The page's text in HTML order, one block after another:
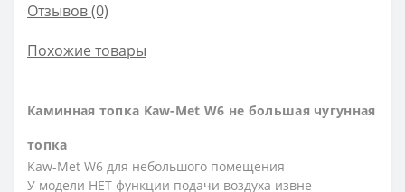
Отзывов (0)
Похожие товары
Каминная топка Kaw-Met W6 не большая чугунная
топка
Kaw-Met W6 для небольшого помещения
У модели НЕТ функции подачи воздуха извне